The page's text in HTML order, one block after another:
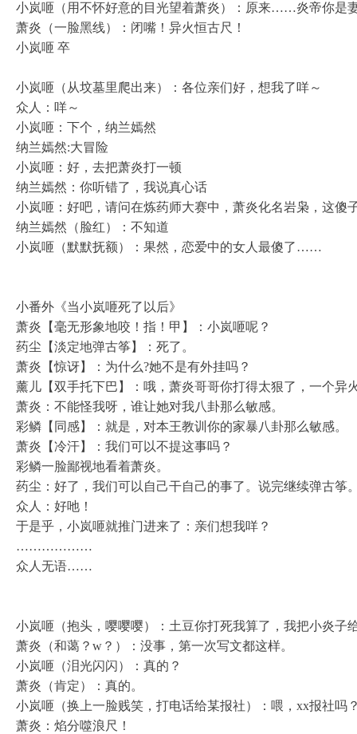
小岚咂（用不怀好意的目光望着萧炎）：原来……炎帝你是
萧炎（一脸黑线）：闭嘴！异火恒古尺！
小岚咂 卒
小岚咂（从坟墓里爬出来）：各位亲们好，想我了咩～
众人：咩～
小岚咂：下个，纳兰嫣然
纳兰嫣然:大冒险
小岚咂：好，去把萧炎打一顿
纳兰嫣然：你听错了，我说真心话
小岚咂：好吧，请问在炼药师大赛中，萧炎化名岩枭，这傻
纳兰嫣然（脸红）：不知道
小岚咂（默默抚额）：果然，恋爱中的女人最傻了……
小番外《当小岚咂死了以后》
萧炎【毫无形象地咬！指！甲】：小岚咂呢？
药尘【淡定地弹古筝】：死了。
萧炎【惊讶】：为什么?她不是有外挂吗？
薰儿【双手托下巴】：哦，萧炎哥哥你打得太狠了，一个
萧炎：不能怪我呀，谁让她对我八卦那么敏感。
彩鳞【同感】：就是，对本王教训你的家暴八卦那么敏感。
萧炎【冷汗】：我们可以不提这事吗？
彩鳞一脸鄙视地看着萧炎。
药尘：好了，我们可以自己干自己的事了。说完继续弹古筝
众人：好吔！
于是乎，小岚咂就推门进来了：亲们想我咩？
………………
众人无语……
小岚咂（抱头，嘤嘤嘤）：土豆你打死我算了，我把小炎子
萧炎（和蔼？w？）：没事，第一次写文都这样。
小岚咂（泪光闪闪）：真的？
萧炎（肯定）：真的。
小岚咂（换上一脸贱笑，打电话给某报社）：喂，xx报社
萧炎：焰分噬浪尺！